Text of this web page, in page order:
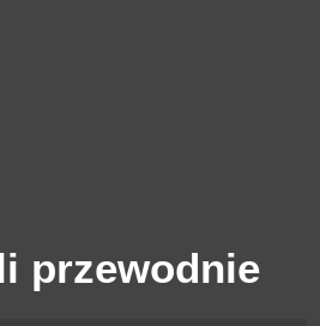
przewodnie